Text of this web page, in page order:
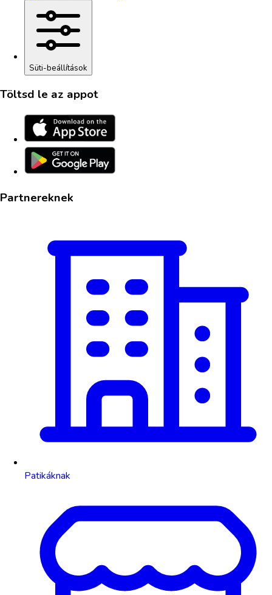
Süti-beállítások
Töltsd le az appot
Partnereknek
Patikáknak